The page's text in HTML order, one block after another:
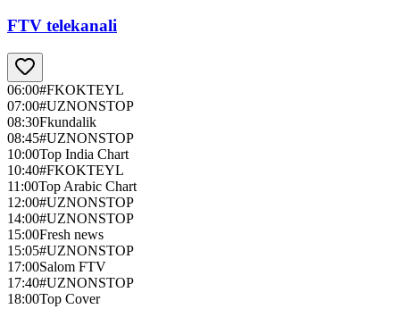
FTV telekanali
06:00#FKOKTEYL
07:00#UZNONSTOP
08:30Fkundalik
08:45#UZNONSTOP
10:00Top India Chart
10:40#FKOKTEYL
11:00Top Arabic Chart
12:00#UZNONSTOP
14:00#UZNONSTOP
15:00Fresh news
15:05#UZNONSTOP
17:00Salom FTV
17:40#UZNONSTOP
18:00Top Cover